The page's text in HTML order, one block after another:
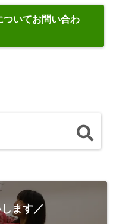
ついてお問い合わ
ます／